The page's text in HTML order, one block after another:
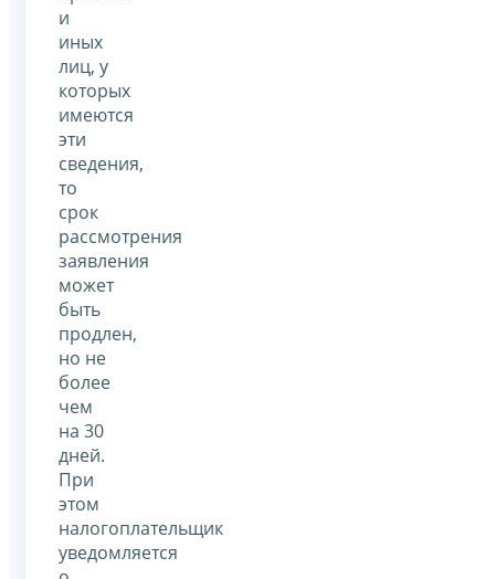
и
иных
лиц, у
которых
имеются
эти
сведения,
то
срок
рассмотрения
заявления
может
быть
продлен,
но не
более
чем
на 30
дней.
При
этом
налогоплательщик
уведомляется